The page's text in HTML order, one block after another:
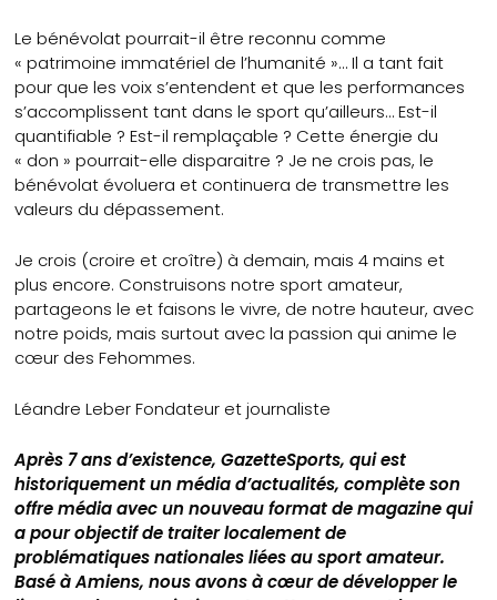
Le bénévolat pourrait-il être reconnu comme
« patrimoine immatériel de l’humanité »… Il a tant fait
pour que les voix s’entendent et que les performances
s’accomplissent tant dans le sport qu’ailleurs… Est-il
quantifiable ? Est-il remplaçable ? Cette énergie du
« don » pourrait-elle disparaitre ? Je ne crois pas, le
bénévolat évoluera et continuera de transmettre les
valeurs du dépassement.
Je crois (croire et croître) à demain, mais 4 mains et
plus encore. Construisons notre sport amateur,
partageons le et faisons le vivre, de notre hauteur, avec
notre poids, mais surtout avec la passion qui anime le
cœur des Fehommes.
Léandre LeberFondateur et journaliste
Après 7 ans d’existence, GazetteSports, qui est
historiquement un média d’actualités, complète son
offre média avec un nouveau format de magazine qui
a pour objectif de traiter localement de
problématiques nationales liées au sport amateur.
Basé à Amiens, nous avons à cœur de développer le